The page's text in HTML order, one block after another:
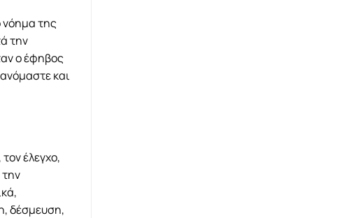
νόημα της
την
ο έφηβος
και
έλεγχο,
δέσμευση,